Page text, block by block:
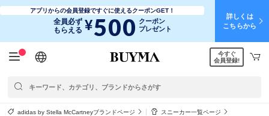
アプリからの会員登録ですぐに使えるクーポンGET！
全員必ず
もらえる ¥500 クーポン
プレゼント
詳しくは
こちらから
日本語
English
简体中文
繁體中文
今すぐ
会員登録!
adidas by Stella McCartneyブランドページ スニーカー一覧ページ